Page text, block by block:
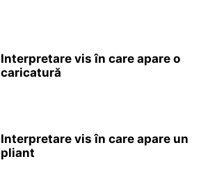
Interpretare vis în care apare o
caricatură
Interpretare vis în care apare un
pliant